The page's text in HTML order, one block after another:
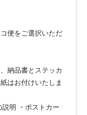
便をご選択いただ
納品書とステッカ
はお付けいたしま
説明 ・ポストカー